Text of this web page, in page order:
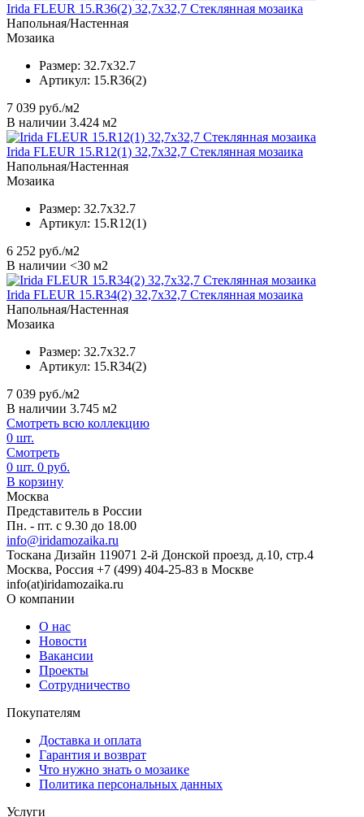
Irida FLEUR 15.R36(2) 32,7x32,7 Стеклянная мозаика
Напольная/Настенная
Мозаика
Размер: 32.7x32.7
Артикул: 15.R36(2)
7 039 руб./м2
В наличии 3.424 м2
Irida FLEUR 15.R12(1) 32,7x32,7 Стеклянная мозаика
Напольная/Настенная
Мозаика
Размер: 32.7x32.7
Артикул: 15.R12(1)
6 252 руб./м2
В наличии <30 м2
Irida FLEUR 15.R34(2) 32,7x32,7 Стеклянная мозаика
Напольная/Настенная
Мозаика
Размер: 32.7x32.7
Артикул: 15.R34(2)
7 039 руб./м2
В наличии 3.745 м2
Смотреть всю коллекцию
0 шт.
Смотреть
0 шт. 0 руб.
В корзину
Москва
Представитель в России
Пн. - пт. с 9.30 до 18.00
info@iridamozaika.ru
Тоскана Дизайн 119071 2-й Донской проезд, д.10, стр.4
Москва, Россия +7 (499) 404-25-83 в Москве
info(at)iridamozaika.ru
О компании
О нас
Новости
Вакансии
Проекты
Сотрудничество
Покупателям
Доставка и оплата
Гарантия и возврат
Что нужно знать о мозаике
Политика персональных данных
Услуги